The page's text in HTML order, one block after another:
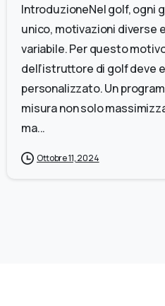
IntroduzioneNel golf, ogni
unico, motivazioni diverse
variabile. Per questo
dell’istruttore di golf deve
personalizzato. Un
misura non solo
ma...
Ottobre 11, 2024